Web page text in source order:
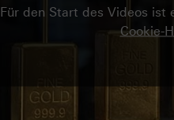
Für den Start des Videos ist
Cookie-